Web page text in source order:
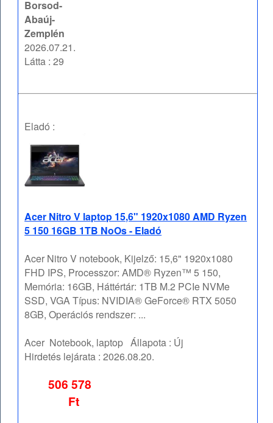
Borsod-
Abaúj-
Zemplén
2026.07.21.
Látta : 29
Eladó :
Acer Nitro V laptop 15,6" 1920x1080 AMD Ryzen
5 150 16GB 1TB NoOs - Eladó
Acer Nitro V notebook, Kijelző: 15,6" 1920x1080
FHD IPS, Processzor: AMD® Ryzen™ 5 150,
Memória: 16GB, Háttértár: 1TB M.2 PCIe NVMe
SSD, VGA Típus: NVIDIA® GeForce® RTX 5050
8GB, Operációs rendszer: ...
Acer Notebook, laptop Állapota : Új
Hirdetés lejárata :2026.08.20.
506 578
Ft